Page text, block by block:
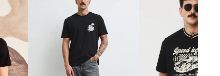
Rodzaj rękawa
WYMIARY
Długość
Szerokość pod pachami
: 60 cm